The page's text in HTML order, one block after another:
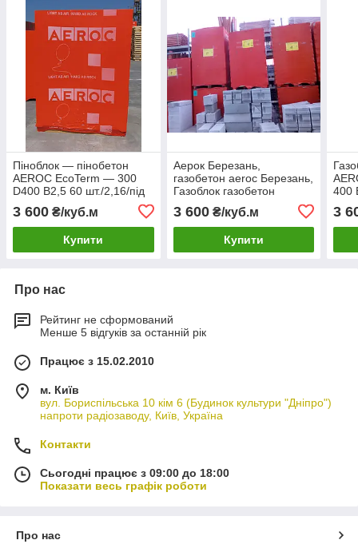
Піноблок — пінобетон
AEROC EcoTerm — 300
D400 B2,5 60 шт./2,16/під
Україні
3 600 ₴/куб.м
Купити
Аерок Березань,
газобетон aeroc Березань,
Газоблок газобетон
Ecoterm Березань
3 600₴/куб.м
Купити
400
3
Про нас
Рейтинг не сформований
Менше 5 відгуків за останній рік
Працює з 15.02.2010
м. Київ
вул. Бориспільська 10 кім 6 (Будинок культури "Дніпро")
напроти радіозаводу, Київ, Україна
Контакти
Сьогодні працює з 09:00 до 18:00
Показати весь графік роботи
Про нас